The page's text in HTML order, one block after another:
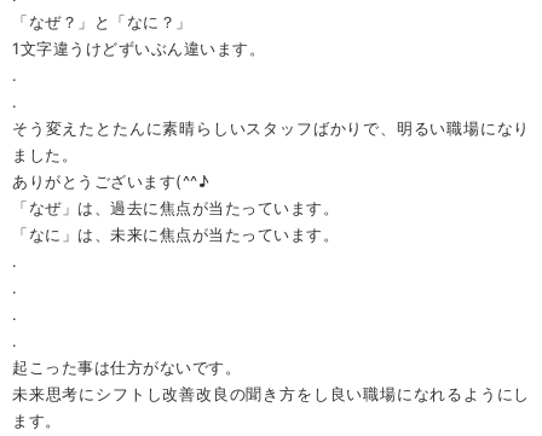
「なぜ？」と「なに？」
1文字違うけどずいぶん違います。
.
.
そう変えたとたんに素晴らしいスタッフばかりで、明るい職場になり
ました。
ありがとうございます(^^♪
「なぜ」は、過去に焦点が当たっています。
「なに」は、未来に焦点が当たっています。
.
.
.
.
起こった事は仕方がないです。
未来思考にシフトし改善改良の聞き方をし良い職場になれるようにし
ます。